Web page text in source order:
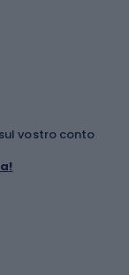
vostro conto